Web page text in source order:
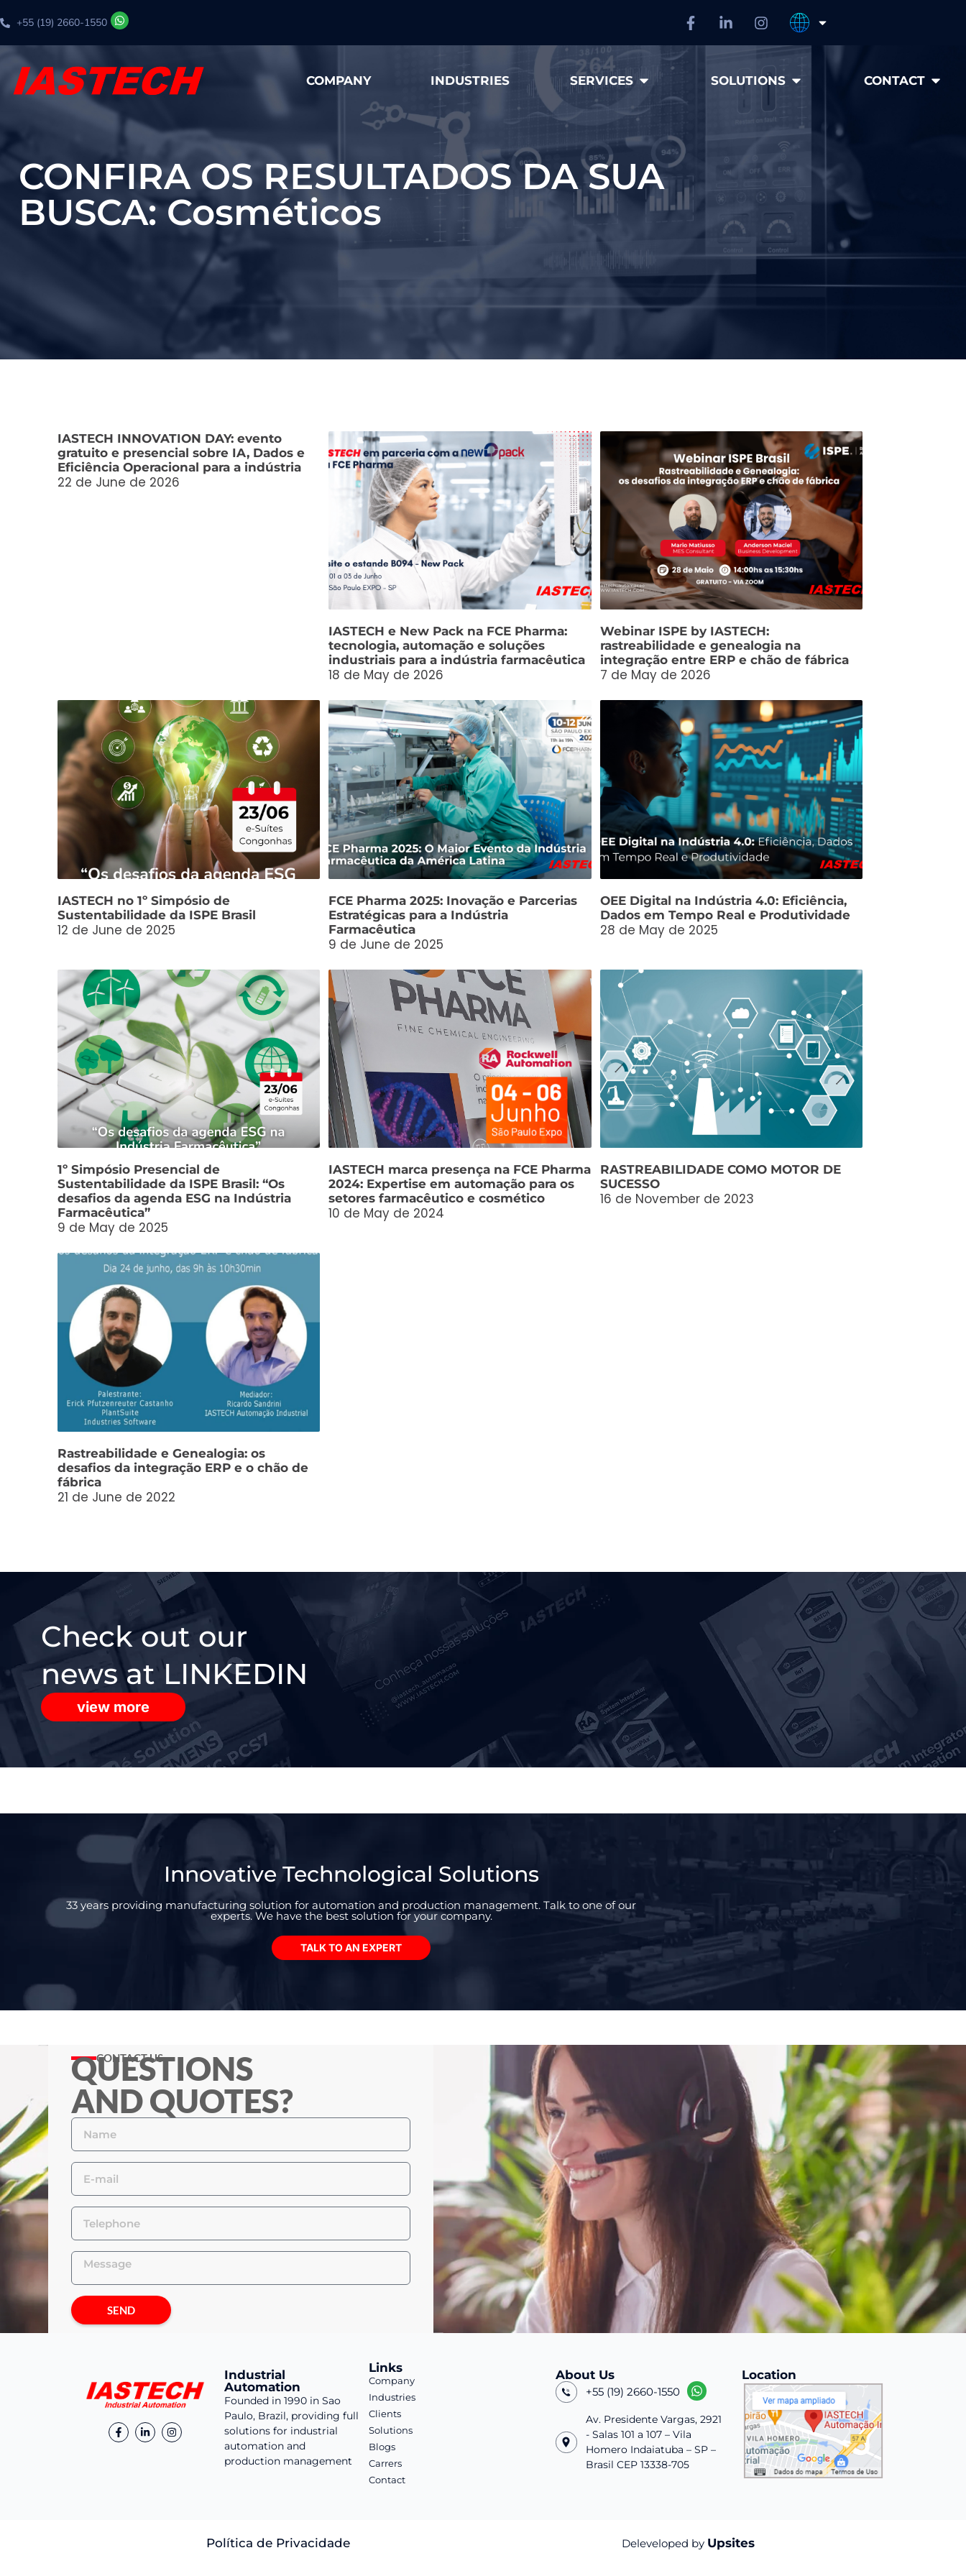
+55 (19) 2660-1550
COMPANY INDUSTRIES SERVICES SOLUTIONS CONTACT
CONFIRA OS RESULTADOS DA SUA
BUSCA: Cosméticos
IASTECH INNOVATION DAY: evento
gratuito e presencial sobre IA, Dados e
Eficiência Operacional para a indústria
22 de June de 2026
IASTECH e New Pack na FCE Pharma:
tecnologia, automação e soluções
industriais para a indústria farmacêutica
18 de May de 2026
Webinar ISPE by IASTECH:
rastreabilidade e genealogia na
integração entre ERP e chão de fábrica
7 de May de 2026
IASTECH no 1º Simpósio de
Sustentabilidade da ISPE Brasil
12 de June de 2025
FCE Pharma 2025: Inovação e Parcerias
Estratégicas para a Indústria
Farmacêutica
9 de June de 2025
OEE Digital na Indústria 4.0: Eficiência,
Dados em Tempo Real e Produtividade
28 de May de 2025
1º Simpósio Presencial de
Sustentabilidade da ISPE Brasil: “Os
desafios da agenda ESG na Indústria
Farmacêutica”
9 de May de 2025
IASTECH marca presença na FCE Pharma
2024: Expertise em automação para os
setores farmacêutico e cosmético
10 de May de 2024
RASTREABILIDADE COMO MOTOR DE
SUCESSO
16 de November de 2023
Rastreabilidade e Genealogia: os
desafios da integração ERP e o chão de
fábrica
21 de June de 2022
Check out our
news at LINKEDIN
view more
Innovative Technological Solutions
33 years providing manufacturing solution for automation and production management. Talk to one of our
experts. We have the best solution for your company.
TALK TO AN EXPERT
CONTACT US
QUESTIONS
AND QUOTES?
SEND
Industrial
Automation
Founded in 1990 in Sao
Paulo, Brazil, providing full
solutions for industrial
automation and
production management
Links
Company
Industries
Clients
Solutions
Blogs
Carrers
Contact
About Us
+55 (19) 2660-1550
Av. Presidente Vargas, 2921
- Salas 101 a 107 – Vila
Homero Indaiatuba – SP –
Brasil CEP 13338-705
Location
Política de Privacidade Deleveloped by Upsites